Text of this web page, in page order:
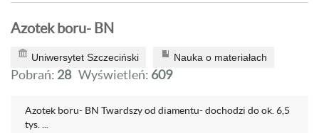
Azotek boru- BN
Uniwersytet Szczeciński Nauka o materiałach
Pobrań: 28 Wyświetleń: 609
Azotek boru- BN Twardszy od diamentu- dochodzi do ok. 6,5
tys. ...